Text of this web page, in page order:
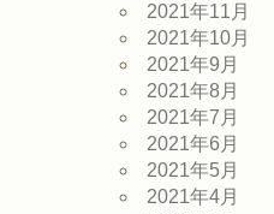
2021年11月
2021年10月
2021年9月
2021年8月
2021年7月
2021年6月
2021年5月
2021年4月